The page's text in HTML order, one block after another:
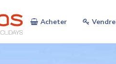
Acheter Vendre